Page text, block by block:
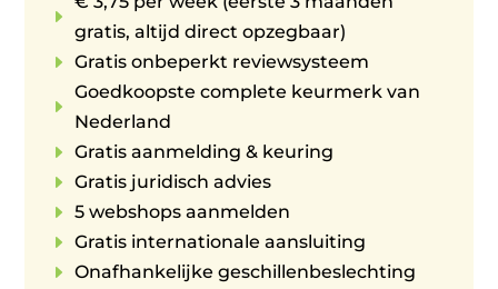
E
gratis, altijd direct opzegbaar)
E Gratis onbeperkt reviewsysteem
E
Goedkoopste complete keurmerk van
Nederland
E Gratis aanmelding & keuring
E Gratis juridisch advies
E 5 webshops aanmelden
E Gratis internationale aansluiting
E Onafhankelijke geschillenbeslechting